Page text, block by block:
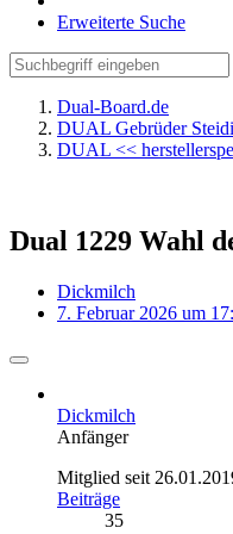
Erweiterte Suche
Dual-Board.de
DUAL Gebrüder
DUAL <<
Dual 1229 Wahl
Dickmilch
7. Februar 2026 um
Dickmilch
Anfänger
Mitglied seit
Beiträge
35